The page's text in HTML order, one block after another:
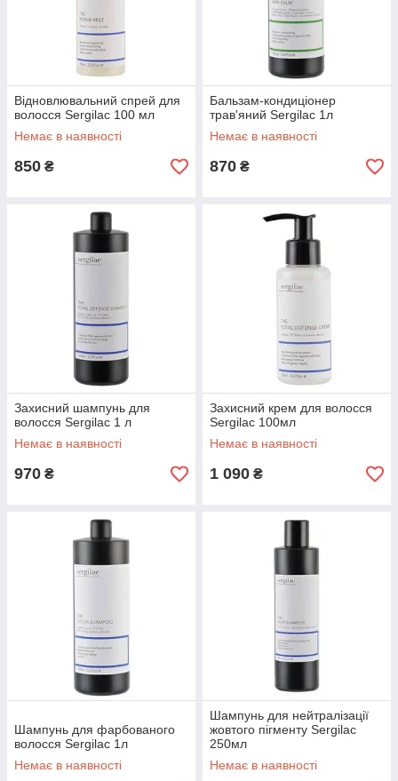
Відновлювальний спрей для
волосся Sergilac 100 мл
Немає в наявності
850 ₴
Бальзам-кондиціонер
трав'яний Sergilac 1л
Немає в наявності
870 ₴
Захисний шампунь для
волосся Sergilac 1 л
Немає в наявності
970 ₴
Захисний крем для волосся
Sergilac 100мл
Немає в наявності
1 090 ₴
Шампунь для фарбованого
волосся Sergilac 1л
Немає в наявності
Шампунь для нейтралізації
жовтого пігменту Sergilac
250мл
Немає в наявності